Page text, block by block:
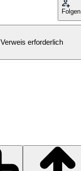
Folgen
Verweis erforderlich